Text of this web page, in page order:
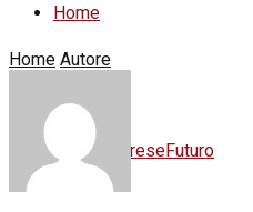
Home
#VareseFuturo
Home Autore